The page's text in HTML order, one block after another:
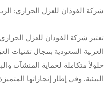
شركة الفوذان للعزل الحراري:
تعتبر شركة الفوذان للعزل
العربية السعودية بمجال تقنيات
حلولاً متكاملة لحماية المنشآت
البيئية. وفي إطار إنجازاتها